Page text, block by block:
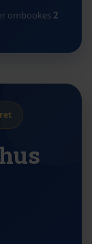
ombookes 2